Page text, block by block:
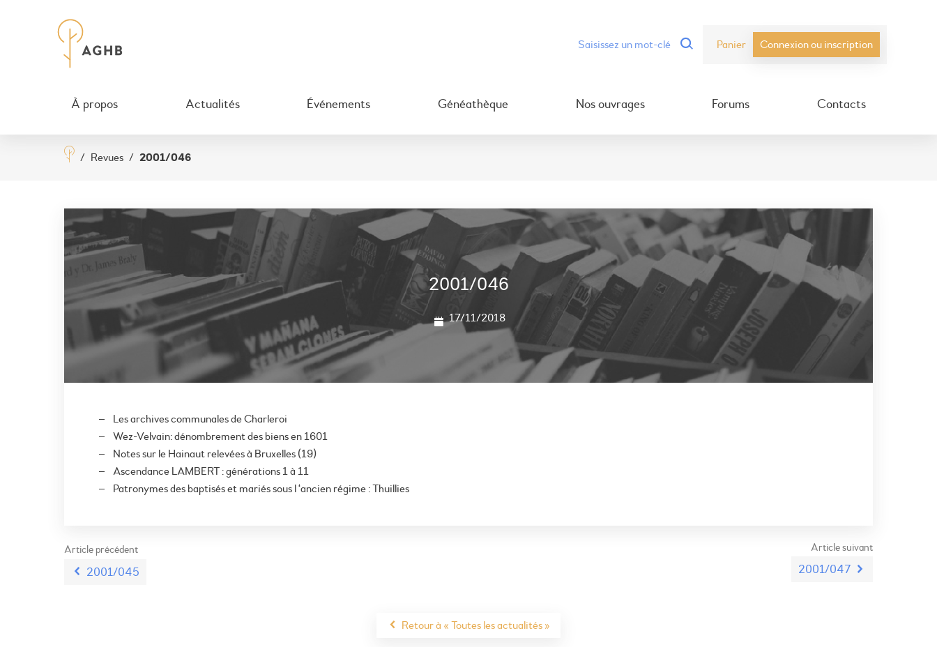
Panier Connexion ou inscription
À propos Actualités Événements Généathèque Nos ouvrages Forums Contacts
/ Revues / 2001/046
2001/046
17/11/2018
Les archives communales de Charleroi
Wez-Velvain: dénombrement des biens en 1601
Notes sur le Hainaut relevées à Bruxelles (19)
Ascendance LAMBERT : générations 1 à 11
Patronymes des baptisés et mariés sous l ‘ancien régime : Thuillies
Article précédent
2001/045
Article suivant
2001/047
Retour à « Toutes les actualités »